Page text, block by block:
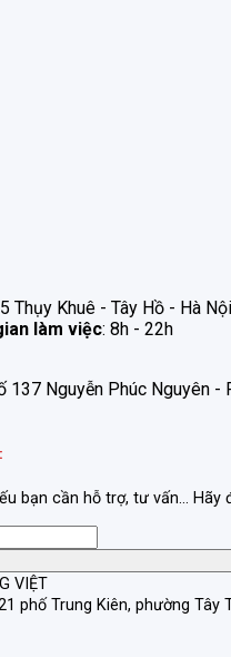
Thụy Khuê - Tây Hồ - Hà
làm việc: 8h - 22h
137 Nguyễn Phúc Nguyên -
bạn cần hỗ trợ, tư vấn...
VIỆT
phố Trung Kiên, phường Tây